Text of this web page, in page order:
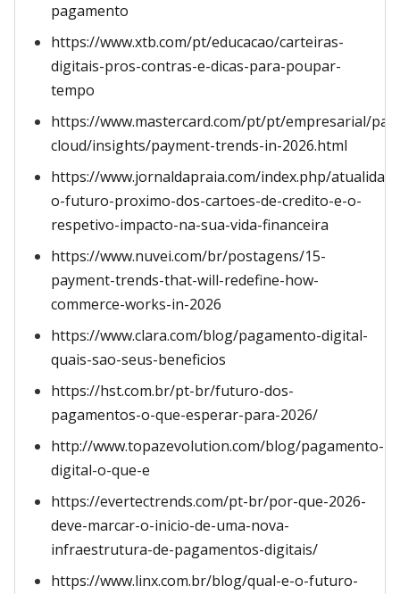
pagamento
https://www.xtb.com/pt/educacao/carteiras-
digitais-pros-contras-e-dicas-para-poupar-
tempo
https://www.mastercard.com/pt/pt/empresarial/
cloud/insights/payment-trends-in-2026.html
https://www.jornaldapraia.com/index.php/
o-futuro-proximo-dos-cartoes-de-credito-e-o-
respetivo-impacto-na-sua-vida-financeira
https://www.nuvei.com/br/postagens/15-
payment-trends-that-will-redefine-how-
commerce-works-in-2026
https://www.clara.com/blog/pagamento-digital-
quais-sao-seus-beneficios
https://hst.com.br/pt-br/futuro-dos-
pagamentos-o-que-esperar-para-2026/
http://www.topazevolution.com/blog/pagamento-
digital-o-que-e
https://evertectrends.com/pt-br/por-que-2026-
deve-marcar-o-inicio-de-uma-nova-
infraestrutura-de-pagamentos-digitais/
https://www.linx.com.br/blog/qual-e-o-futuro-